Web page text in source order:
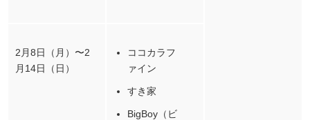
2月8日（月）〜2
月14日（日）
ココカラフ
ァイン
すき家
BigBoy（ビ